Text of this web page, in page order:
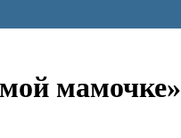
мамочке»